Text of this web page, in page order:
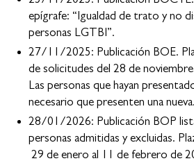
epígrafe: “Igualdad de trato y no
personas LGTBI”.
27/11/2025: Publicación BOE.
de solicitudes del 28 de
Las personas que hayan
necesario que presenten una nueva.
28/01/2026: Publicación BOP
personas admitidas y excluidas.
29 de enero al 11 de febrero de